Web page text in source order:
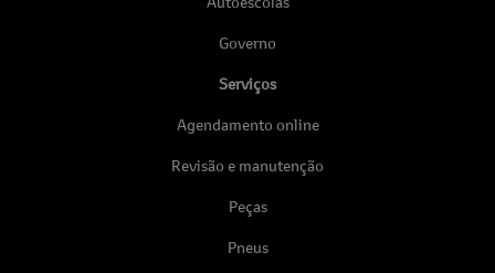
Governo
Serviços
Agendamento online
Revisão e manutenção
Peças
Pneus